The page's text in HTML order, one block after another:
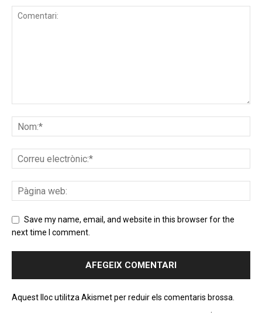
Save my name, email, and website in this browser for the
next time I comment.
Aquest lloc utilitza Akismet per reduir els comentaris brossa.